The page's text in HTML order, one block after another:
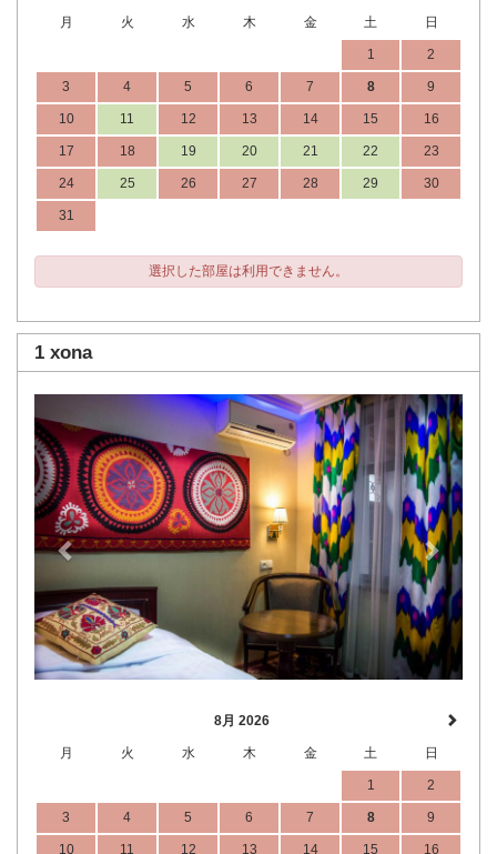
月 火 水 木 金 土 日
1 2
3 4 5 6 7 8 9
10 11 12 13 14 15 16
17 18 19 20 21 22 23
24 25 26 27 28 29 30
31
選択した部屋は利用できません。
1 xona
Previous Next
8月 2026
月 火 水 木 金 土 日
1 2
3 4 5 6 7 8 9
10 11 12 13 14 15 16